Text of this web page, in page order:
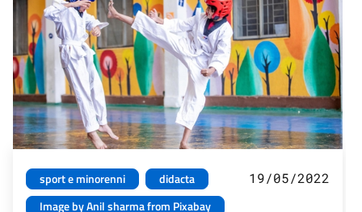
sport e minorenni
didacta
Image by Anil sharma from Pixabay
19/05/2022